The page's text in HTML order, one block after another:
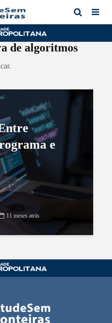
de algoritmos
e
11 meses atrás